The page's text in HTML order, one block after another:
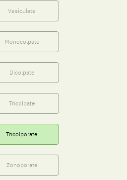
Vesiculate
Monocolpate
Dicolpate
Tricolpate
Tricolporate
Zonoporate